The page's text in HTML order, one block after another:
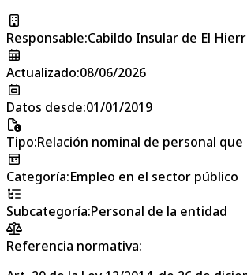
Responsable:Cabildo Insular de El
Actualizado:08/06/2026
Datos desde:01/01/2019
Tipo:Relación nominal de personal
Categoría:Empleo en el sector público
Subcategoría:Personal de la entidad
Referencia normativa: